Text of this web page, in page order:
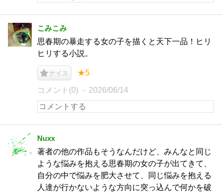
こみこみ
思春期の暴走する女の子を描くと天下一品！ヒリ
ヒリする小説。
ナイス ★5
コメント(0) 2026/06/14
Nuxx
著者の他の作品もそうなんだけど、みんなと同じ
ような悩みを抱える思春期の女の子が出てきて、
自分の中で悩みを肥大させて、同じ悩みを抱える
人達が行かないような方向に突っ込んで何かを破